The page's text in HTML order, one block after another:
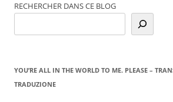
RECHERCHER DANS CE BLOG
YOU’RE ALL IN THE WORLD TO ME. PLEASE –
TRADUZIONE